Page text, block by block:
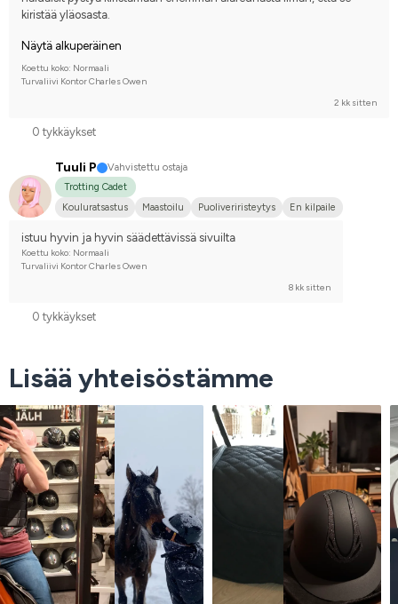
kiristää yläosasta.
Näytä alkuperäinen
Koettu koko: Normaali
Turvaliivi Kontor Charles Owen
2 kk sitten
0 tykkäykset
Tuuli P
Vahvistettu ostaja
Trotting Cadet
Kouluratsastus
Maastoilu Puoliveriristeytys En kilpaile
istuu hyvin ja hyvin säädettävissä sivuilta
Koettu koko: Normaali
Turvaliivi Kontor Charles Owen
8 kk sitten
0 tykkäykset
Lisää yhteisöstämme